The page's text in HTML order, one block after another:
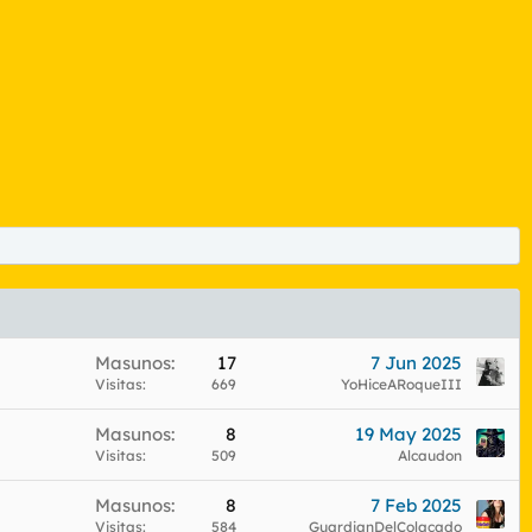
Masunos 17
Visitas 669
7 Jun 2025
YoHiceARoqueIII
Masunos 8
Visitas 509
19 May 2025
Alcaudon
Masunos 8
Visitas 584
7 Feb 2025
GuardianDelColacado